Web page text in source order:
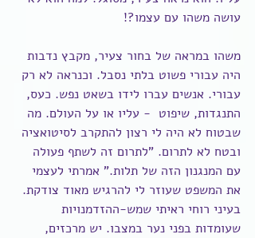
עושה משהו עם עצמו?!
משהו במראה של בחור צעיר, מקבץ נדבות
היה עבורי פשוט בלתי נסבל. וכנראה לא רק
עבורי. אנשים עברו לידו בשאט נפש. כעס,
התנגדות, שיפוט  - עליו או על העולם. מה
שבטוח לא היה לי רצון להתקרב לסיטואציה
ובטח לא לתרום. "לתרום זה לשתף פעולה
עם המנגנון הזה של תלות." אמרתי לעצמי
את המשפט שעוזר לי להרגיש מאוד צודקת.
בעיני רוחי ראיתי שמש-ההזדמנויות
שעומדות בפני נער במצבו. יש מרכזים,